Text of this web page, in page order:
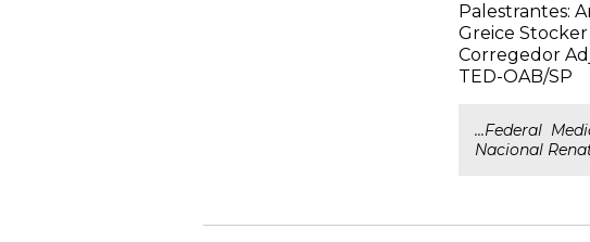
Palestrantes:
Greice
Corregedor
TED-OAB/SP
...Federal
Nacional